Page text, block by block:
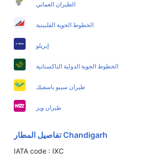
الطيران العماني
الخطوط الجوية الفلبينية
إيربلو
الخطوط الجوية الدولية الباكستانية
طيران سيبو باسفيك
طيران ويز
Chandigarh تفاصيل المطار
IATA code : IXC